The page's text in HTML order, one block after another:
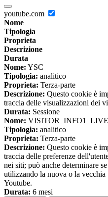
youtube.com
Nome
Tipologia
Proprieta
Descrizione
Durata
Nome: YSC
Tipologia: analitico
Proprieta: Terza-parte
Descrizione: Questo cookie è
traccia delle visualizzazioni dei
Durata: Sessione
Nome: VISITOR_INFO1_LIVE
Tipologia: analitico
Proprieta: Terza-parte
Descrizione: Questo cookie è
traccia delle preferenze
nei siti; può anche determinare
utilizzando la nuova o la
Youtube.
Durata: 6 mesi